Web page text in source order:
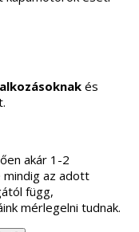
és
akár 1-2
mindig az adott
függ,
mérlegelni tudnak.